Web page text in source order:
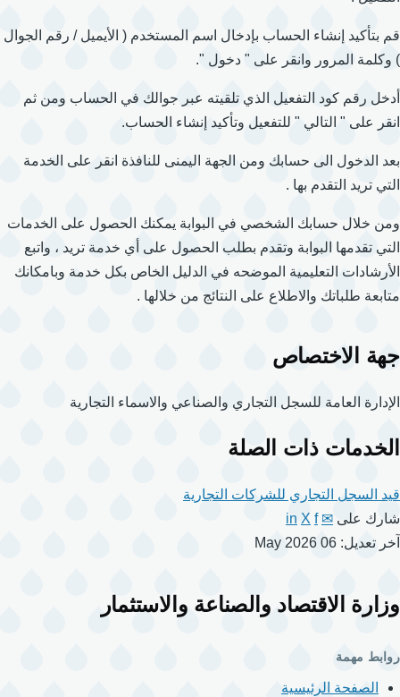
قم بتأكيد إنشاء الحساب بإدخال اسم المستخدم ( الأيميل / رقم الجوال
) وكلمة المرور وانقر على " دخول ".
أدخل رقم كود التفعيل الذي تلقيته عبر جوالك في الحساب ومن ثم
انقر على " التالي " للتفعيل وتأكيد إنشاء الحساب.
بعد الدخول الى حسابك ومن الجهة اليمنى للنافذة انقر على الخدمة
التي تريد التقدم بها .
ومن خلال حسابك الشخصي في البوابة يمكنك الحصول على الخدمات
التي تقدمها البوابة وتقدم بطلب الحصول على أي خدمة تريد ، واتبع
الأرشادات التعليمية الموضحه في الدليل الخاص بكل خدمة وبامكانك
متابعة طلباتك والاطلاع على النتائج من خلالها .
جهة الاختصاص
الإدارة العامة للسجل التجاري والصناعي والاسماء التجارية
الخدمات ذات الصلة
قيد السجل التجاري للشركات التجارية
شارك على ✉
in X f
آخر تعديل: 06 May 2026
وزارة الاقتصاد والصناعة والاستثمار
روابط مهمة
الصفحة الرئيسية